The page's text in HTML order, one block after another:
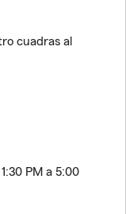
cuadras al
PM a 5:00